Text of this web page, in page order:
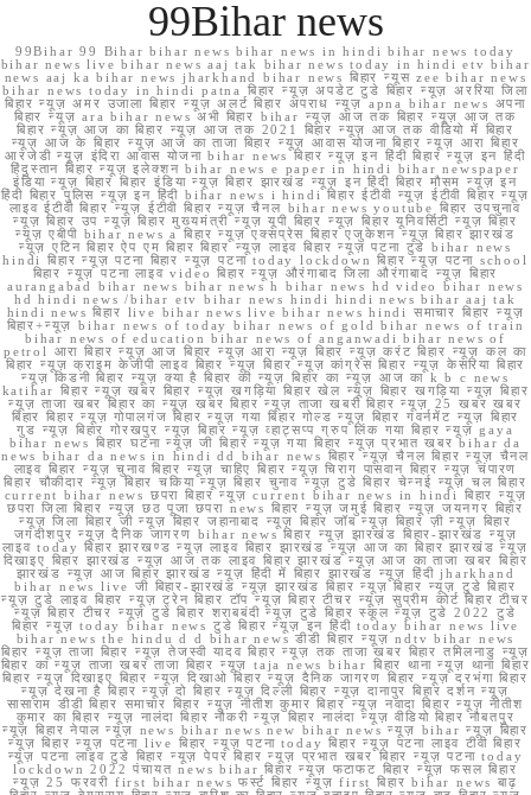
99Bihar news
99Bihar 99 Bihar bihar news bihar news in hindi bihar news today
bihar news live bihar news aaj tak bihar news today in hindi etv bihar
news aaj ka bihar news jharkhand bihar news बिहार न्यूस zee bihar news
bihar news today in hindi patna बिहार न्यूज़ अपडेट टुडे बिहार न्यूज़ अररिया जिला
बिहार न्यूज़ अमर उजाला बिहार न्यूज़ अलर्ट बिहार अपराध न्यूज़ apna bihar news अपना
बिहार न्यूज़ ara bihar news अभी बिहार bihar न्यूज़ आज तक बिहार न्यूज़ आज तक
बिहार न्यूज़ आज का बिहार न्यूज़ आज तक 2021 बिहार न्यूज़ आज तक वीडियो में बिहार
न्यूज़ आज के बिहार न्यूज़ आज का ताजा बिहार न्यूज़ आवास योजना बिहार न्यूज़ आरा बिहार
आरजेडी न्यूज़ इंदिरा आवास योजना bihar news बिहार न्यूज़ इन हिंदी बिहार न्यूज़ इन हिंदी
हिंदुस्तान बिहार न्यूज़ इलेक्शन bihar news e paper in hindi bihar newspaper
इंडिया न्यूज़ बिहार बिहार इंडिया न्यूज़ बिहार झारखंड न्यूज़ इन हिंदी बिहार मौसम न्यूज़ इन
हिंदी बिहार पुलिस न्यूज़ इन हिंदी bihar news i hindi बिहार ईटीवी न्यूज़ ईटीवी बिहार न्यूज़
लाइव ईटीवी बिहार न्यूज़ ईटीवी बिहार न्यूज़ चैनल bihar news youtube बिहार उपचुनाव
न्यूज़ बिहार उप न्यूज़ बिहार मुख्यमंत्री न्यूज़ यूपी बिहार न्यूज़ बिहार यूनिवर्सिटी न्यूज़ बिहार
न्यूज़ एबीपी bihar news a बिहार न्यूज़ एक्सप्रेस बिहार एजुकेशन न्यूज़ बिहार झारखंड
न्यूज़ एटिन बिहार ऐप एम बिहार बिहार न्यूज़ लाइव बिहार न्यूज़ पटना टुडे bihar news
hindi बिहार न्यूज़ पटना बिहार न्यूज़ पटना today lockdown बिहार न्यूज़ पटना school
बिहार न्यूज़ पटना लाइव video बिहार न्यूज़ औरंगाबाद जिला औरंगाबाद न्यूज़ बिहार
aurangabad bihar news bihar news h bihar news hd video bihar news
hd hindi news /bihar etv bihar news hindi hindi news bihar aaj tak
hindi news बिहार live bihar news live bihar news hindi समाचार बिहार न्यूज़
बिहार+न्यूज़ bihar news of today bihar news of gold bihar news of train
bihar news of education bihar news of anganwadi bihar news of
petrol आरा बिहार न्यूज़ आज बिहार न्यूज़ आरा न्यूज़ बिहार न्यूज़ करंट बिहार न्यूज़ कल का
बिहार न्यूज़ क्राइम केजीपी लाइव बिहार न्यूज़ बिहार न्यूज़ कांग्रेस बिहार न्यूज़ केसरिया बिहार
न्यूज़ किडनी बिहार न्यूज़ क्या है बिहार की न्यूज़ बिहार का न्यूज़ आज का k b c news
katihar बिहार न्यूज़ खबर बिहार न्यूज़ खगड़िया बिहार खेल न्यूज़ बिहार खगड़िया न्यूज़ बिहार
न्यूज़ ताजा खबर बिहार का न्यूज़ खबर बिहार न्यूज़ ताजा खबरी बिहार न्यूज़ 25 खबर खबर
बिहार बिहार न्यूज़ गोपालगंज बिहार न्यूज़ गया बिहार गोल्ड न्यूज़ बिहार गवर्नमेंट न्यूज़ बिहार
गुड न्यूज़ बिहार गोरखपुर न्यूज़ बिहार न्यूज़ व्हाट्सप्प ग्रुप लिंक गया बिहार न्यूज़ gaya
bihar news बिहार घटना न्यूज़ जी बिहार न्यूज़ गया बिहार न्यूज़ प्रभात खबर bihar da
news bihar da news in hindi dd bihar news बिहार न्यूज़ चैनल बिहार न्यूज़ चैनल
लाइव बिहार न्यूज़ चुनाव बिहार न्यूज़ चाहिए बिहार न्यूज़ चिराग पासवान बिहार न्यूज़ चंपारण
बिहार चौकीदार न्यूज़ बिहार चकिया न्यूज़ बिहार चुनाव न्यूज़ टुडे बिहार चेन्नई न्यूज़ चल बिहार
current bihar news छपरा बिहार न्यूज़ current bihar news in hindi बिहार न्यूज़
छपरा जिला बिहार न्यूज़ छठ पूजा छपरा news बिहार न्यूज़ जमुई बिहार न्यूज़ जयनगर बिहार
न्यूज़ जिला बिहार जी न्यूज़ बिहार जहानाबाद न्यूज़ बिहार जॉब न्यूज़ बिहार ज़ी न्यूज़ बिहार
जगदीशपुर न्यूज़ दैनिक जागरण bihar news बिहार न्यूज़ झारखंड बिहार-झारखंड न्यूज़
लाइव today बिहार झारखण्ड न्यूज़ लाइव बिहार झारखंड न्यूज़ आज का बिहार झारखंड न्यूज़
दिखाइए बिहार झारखंड न्यूज़ आज तक लाइव बिहार झारखंड न्यूज़ आज का ताजा खबर बिहार
झारखंड न्यूज़ आज बिहार झारखंड न्यूज़ हिंदी में बिहार झारखंड न्यूज़ हिंदी jharkhand
bihar news live जी बिहार-झारखंड न्यूज़ झारखंड बिहार न्यूज़ बिहार न्यूज़ टुडे बिहार
न्यूज़ टुडे लाइव बिहार न्यूज़ ट्रेन बिहार टॉप न्यूज़ बिहार टीचर न्यूज़ सुप्रीम कोर्ट बिहार टीचर
न्यूज़ बिहार टीचर न्यूज़ टुडे बिहार शराबबंदी न्यूज़ टुडे बिहार स्कूल न्यूज़ टुडे 2022 टुडे
बिहार न्यूज़ today bihar news टुडे बिहार न्यूज़ इन हिंदी today bihar news live
bihar news the hindu d d bihar news डीडी बिहार न्यूज़ ndtv bihar news
बिहार न्यूज़ ताजा बिहार न्यूज़ तेजस्वी यादव बिहार न्यूज़ तक ताजा खबर बिहार तमिलनाडु न्यूज़
बिहार का न्यूज़ ताजा खबर ताजा बिहार न्यूज़ taja news bihar बिहार थाना न्यूज़ थाना बिहार
बिहार न्यूज़ दिखाइए बिहार न्यूज़ दिखाओ बिहार न्यूज़ दैनिक जागरण बिहार न्यूज़ दरभंगा बिहार
न्यूज़ देखना है बिहार न्यूज़ दो बिहार न्यूज़ दिल्ली बिहार न्यूज़ दानापुर बिहार दर्शन न्यूज़
सासाराम डीडी बिहार समाचार बिहार न्यूज़ नीतीश कुमार बिहार न्यूज़ नवादा बिहार न्यूज़ नीतीश
कुमार का बिहार न्यूज़ नालंदा बिहार नौकरी न्यूज़ बिहार नालंदा न्यूज़ वीडियो बिहार नौबतपुर
न्यूज़ बिहार नेपाल न्यूज़ news bihar news new bihar news न्यूज़ bihar न्यूज़ बिहार
न्यूज़ बिहार न्यूज़ पटना live बिहार न्यूज़ पटना today बिहार न्यूज़ पटना लाइव टीवी बिहार
न्यूज़ पटना लाइव टुडे बिहार न्यूज़ पेपर बिहार न्यूज़ प्रभात खबर बिहार न्यूज़ पटना today
lockdown 2022 पंचायत news bihar बिहार न्यूज़ फटाफट बिहार न्यूज़ फसल बिहार
न्यूज़ 25 फरवरी first bihar news फर्स्ट बिहार न्यूज़ first बिहार bihar news बाढ़